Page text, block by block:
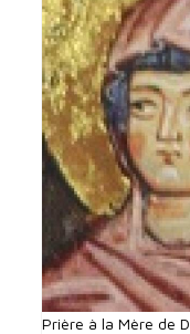
Prière à la Mère de